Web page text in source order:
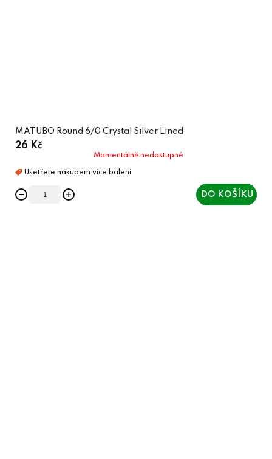
MATUBO Round 6/0 Crystal Silver Lined
26 Kč
Momentálně nedostupné
DO KOŠÍKU